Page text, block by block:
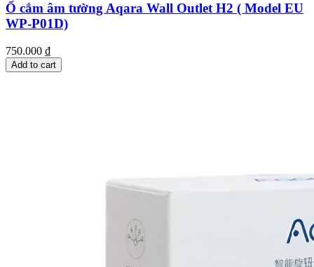
Ổ cắm âm tường Aqara Wall Outlet H2 ( Model EU
WP-P01D)
750.000 ₫
Add to cart